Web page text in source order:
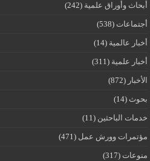
أبحاث وأوراق علمية (242)
أجتماعات (538)
أخبار عالمية (14)
أخبار علمية (311)
الأخبار (872)
بحوث (14)
خدمات الباحثين (11)
مؤتمرات وورش عمل (471)
منوعات (317)